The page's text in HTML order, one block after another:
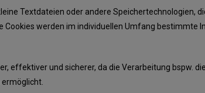
Textdateien oder andere Speichertechnologien,
werden im individuellen Umfang bestimmte
effektiver und sicherer, da die Verarbeitung bspw.